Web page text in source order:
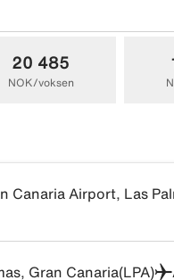
20 485
NOK/voksen
Canaria Airport, Las
Gran Canaria(LPA)